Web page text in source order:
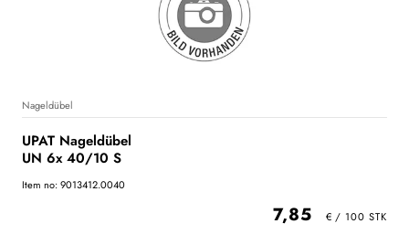
Nageldübel
UPAT Nageldübel
UN 6x 40/10 S
Item no: 9013412.0040
7,85